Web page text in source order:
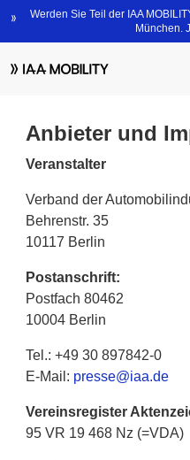
Anbieter und
Veranstalter
Verband der
Behrenstr. 35
10117 Berlin
Postanschrift:
Postfach 80462
10004 Berlin
Tel.: +49 30 897842-0
E-Mail: presse@iaa.de
Vereinsregister
95 VR 19 468 Nz (=VDA)